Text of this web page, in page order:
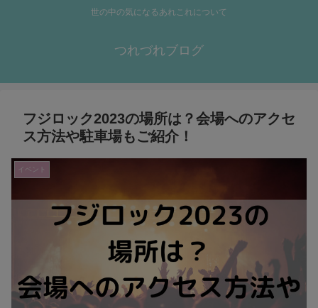
世の中の気になるあれこれについて
つれづれブログ
フジロック2023の場所は？会場へのアクセ
ス方法や駐車場もご紹介！
イベント